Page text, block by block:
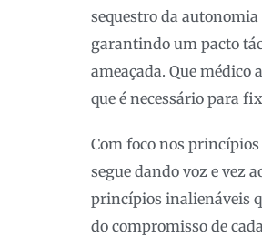
sequestro da
garantindo um pacto
ameaçada. Que médico
que é necessário para
Com foco nos
segue dando voz e vez
princípios inalienáveis
do compromisso de